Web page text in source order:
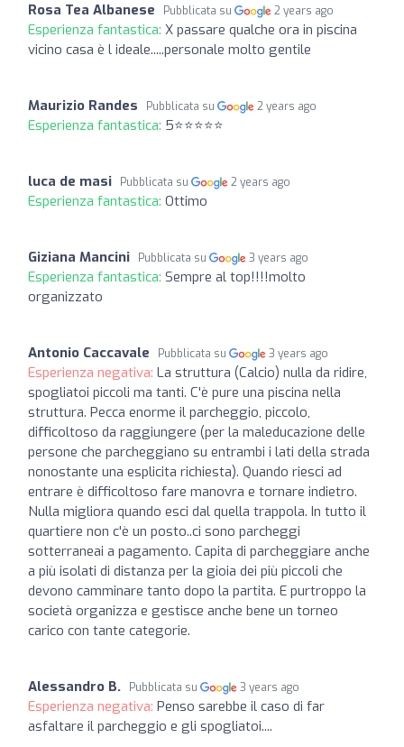
Rosa Tea Albanese Pubblicata su 2 years ago
Esperienza fantastica: X passare qualche ora in piscina
vicino casa è l ideale.....personale molto gentile
Maurizio Randes Pubblicata su 2 years ago
Esperienza fantastica: 5⭐⭐⭐⭐⭐
luca de masi Pubblicata su 2 years ago
Esperienza fantastica: Ottimo
Giziana Mancini Pubblicata su 3 years ago
Esperienza fantastica: Sempre al top!!!!molto
organizzato
Antonio Caccavale Pubblicata su 3 years ago
Esperienza negativa: La struttura (Calcio) nulla da ridire,
spogliatoi piccoli ma tanti. C'è pure una piscina nella
struttura. Pecca enorme il parcheggio, piccolo,
difficoltoso da raggiungere (per la maleducazione delle
persone che parcheggiano su entrambi i lati della strada
nonostante una esplicita richiesta). Quando riesci ad
entrare è difficoltoso fare manovra e tornare indietro.
Nulla migliora quando esci dal quella trappola. In tutto il
quartiere non c'è un posto..ci sono parcheggi
sotterraneai a pagamento. Capita di parcheggiare anche
a più isolati di distanza per la gioia dei più piccoli che
devono camminare tanto dopo la partita. E purtroppo la
società organizza e gestisce anche bene un torneo
carico con tante categorie.
Alessandro B. Pubblicata su 3 years ago
Esperienza negativa: Penso sarebbe il caso di far
asfaltare il parcheggio e gli spogliatoi....